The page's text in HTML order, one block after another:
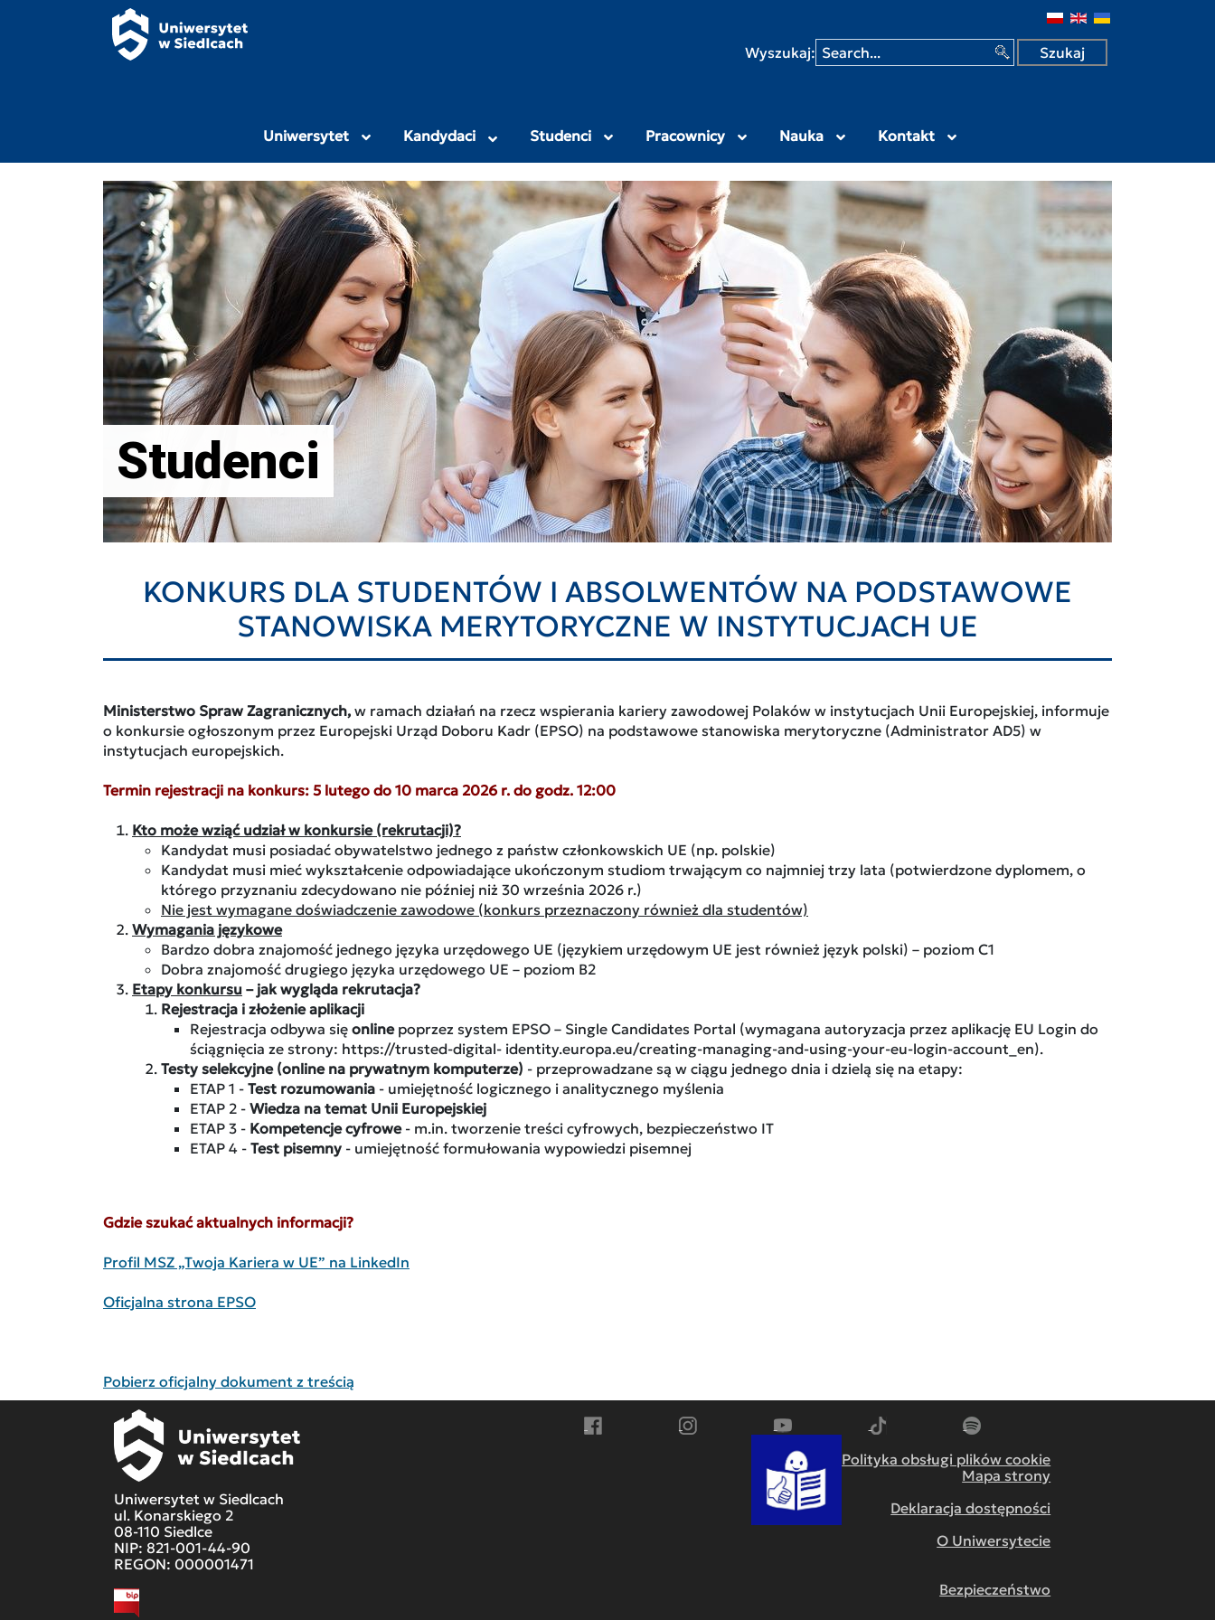
Panel zarządzania plikami cookies
Uniwersytet Przyrodniczo-Humanistyczny w Siedlcach
Wyszukaj:
Uniwersytet Kandydaci Studenci Pracownicy Nauka Kontakt
Studenci
KONKURS DLA STUDENTÓW I ABSOLWENTÓW NA PODSTAWOWE
STANOWISKA MERYTORYCZNE W INSTYTUCJACH UE
Ministerstwo Spraw Zagranicznych, w ramach działań na rzecz wspierania kariery zawodowej Polaków w instytucjach Unii Europejskiej, informuje
o konkursie ogłoszonym przez Europejski Urząd Doboru Kadr (EPSO) na podstawowe stanowiska merytoryczne (Administrator AD5) w
instytucjach europejskich.
Termin rejestracji na konkurs: 5 lutego do 10 marca 2026 r. do godz. 12:00
Kto może wziąć udział w konkursie (rekrutacji)?
Kandydat musi posiadać obywatelstwo jednego z państw członkowskich UE (np. polskie)
Kandydat musi mieć wykształcenie odpowiadające ukończonym studiom trwającym co najmniej trzy lata (potwierdzone dyplomem, o
którego przyznaniu zdecydowano nie później niż 30 września 2026 r.)
Nie jest wymagane doświadczenie zawodowe (konkurs przeznaczony również dla studentów)
Wymagania językowe
Bardzo dobra znajomość jednego języka urzędowego UE (językiem urzędowym UE jest również język polski) – poziom C1
Dobra znajomość drugiego języka urzędowego UE – poziom B2
Etapy konkursu – jak wygląda rekrutacja?
Rejestracja i złożenie aplikacji
Rejestracja odbywa się onlinepoprzez system EPSO – Single Candidates Portal (wymagana autoryzacja przez aplikację EU Login do
ściągnięcia ze strony: https://trusted-digital- identity.europa.eu/creating-managing-and-using-your-eu-login-account_en).
Testy selekcyjne (online na prywatnym komputerze) - przeprowadzane są w ciągu jednego dnia i dzielą się na etapy:
ETAP 1 - Test rozumowania - umiejętność logicznego i analitycznego myślenia
ETAP 2 - Wiedza na temat Unii Europejskiej
ETAP 3 - Kompetencje cyfrowe- m.in. tworzenie treści cyfrowych, bezpieczeństwo IT
ETAP 4 - Test pisemny - umiejętność formułowania wypowiedzi pisemnej
Gdzie szukać aktualnych informacji?
Profil MSZ „Twoja Kariera w UE” na LinkedIn
Oficjalna strona EPSO
Pobierz oficjalny dokument z treścią
Uniwersytet w Siedlcach
ul. Konarskiego 2
08-110 Siedlce
NIP: 821-001-44-90
REGON: 000001471
Polityka obsługi plików cookie
Mapa strony
Deklaracja dostępności
O Uniwersytecie
Bezpieczeństwo